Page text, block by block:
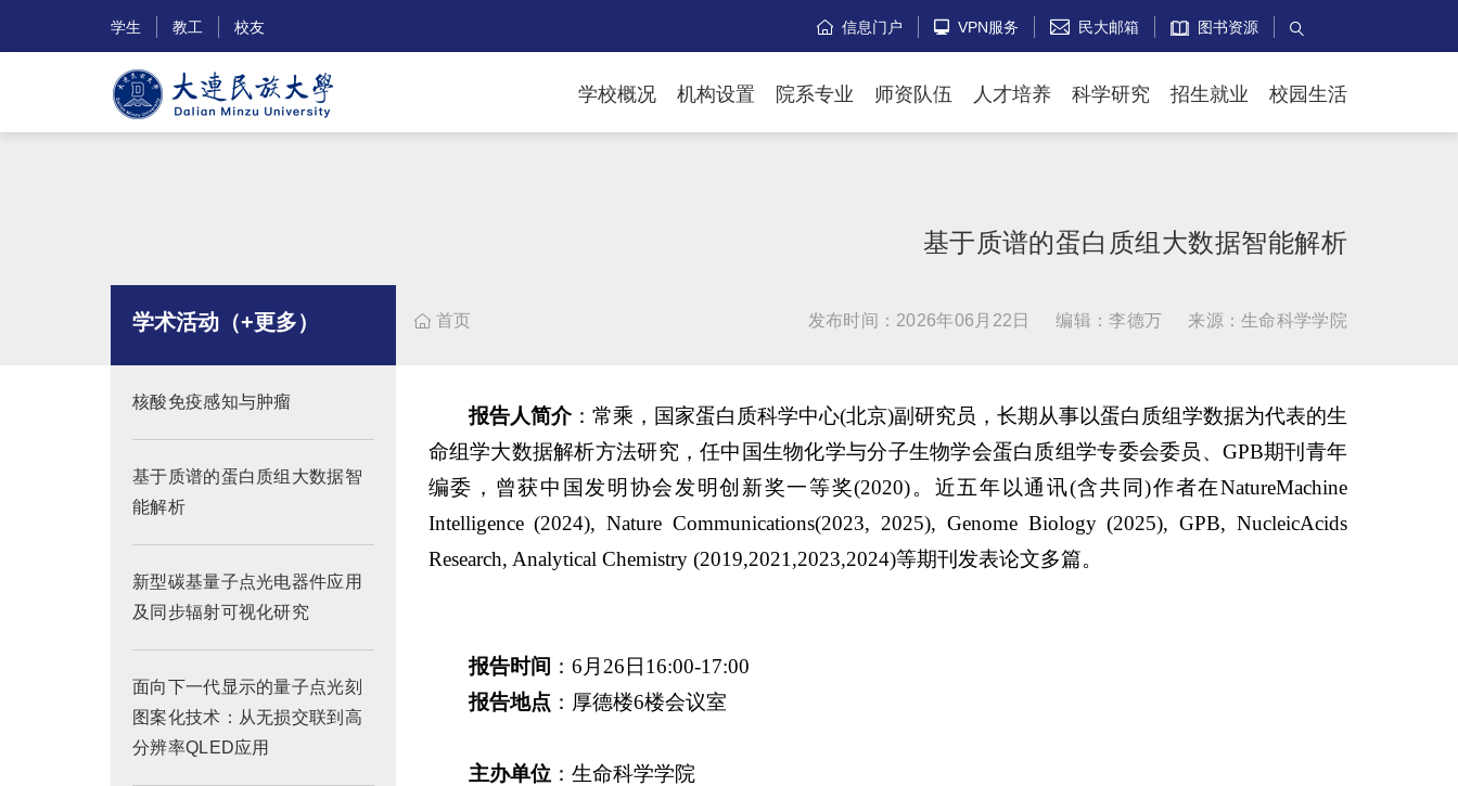
学生 教工 校友  信息门户  VPN服务  民大邮箱 图书资源 
学校概况 机构设置 院系专业 师资队伍 人才培养 科学研究 招生就业 校园生活
基于质谱的蛋白质组大数据智能解析
 首页 发布时间：2026年06月22日 编辑：李德万 来源：生命科学学院
学术活动（+更多）
核酸免疫感知与肿瘤
基于质谱的蛋白质组大数据智
能解析
新型碳基量子点光电器件应用
及同步辐射可视化研究
面向下一代显示的量子点光刻
图案化技术：从无损交联到高
分辨率QLED应用
报告人简介：常乘，国家蛋白质科学中心(北京)副研究员，长期从事以蛋白质组学数据为代表的生
命组学大数据解析方法研究，任中国生物化学与分子生物学会蛋白质组学专委会委员、GPB期刊青年
编委，曾获中国发明协会发明创新奖一等奖(2020)。近五年以通讯(含共同)作者在NatureMachine
Intelligence (2024), Nature Communications(2023, 2025), Genome Biology (2025), GPB, NucleicAcids
Research, Analytical Chemistry (2019,2021,2023,2024)等期刊发表论文多篇。
报告时间 ：6月26日16:00-17:00
报告地点 ：厚德楼6楼会议室
主办单位 ：生命科学学院